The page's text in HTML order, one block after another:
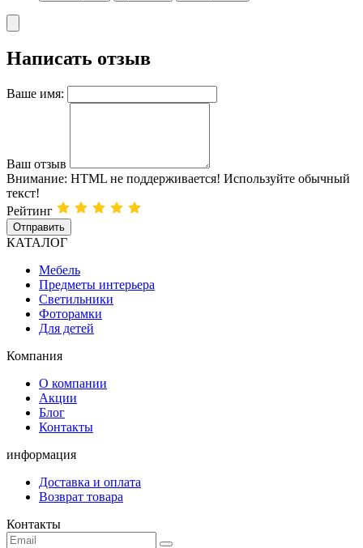
Написать отзыв
Ваше имя:
Ваш отзыв
Внимание: HTML не поддерживается! Используйте обычный
текст!
Рейтинг
Отправить
КАТАЛОГ
Мебель
Предметы интерьера
Светильники
Фоторамки
Для детей
Компания
О компании
Акции
Блог
Контакты
информация
Доставка и оплата
Возврат товара
Контакты